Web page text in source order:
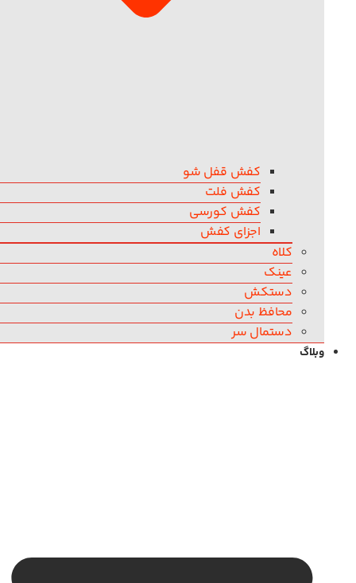
کفش قفل شو
کفش فلت
کفش کورسی
اجزای کفش
کلاه
عینک
دستکش
محافظ بدن
دستمال سر
وبلاگ